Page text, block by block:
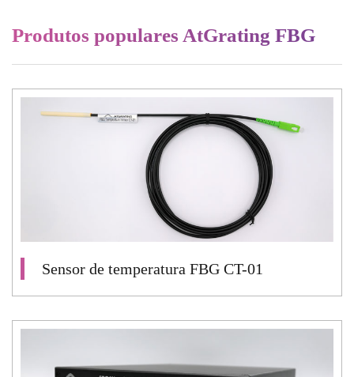
Produtos populares AtGrating FBG
Sensor de temperatura FBG CT-01